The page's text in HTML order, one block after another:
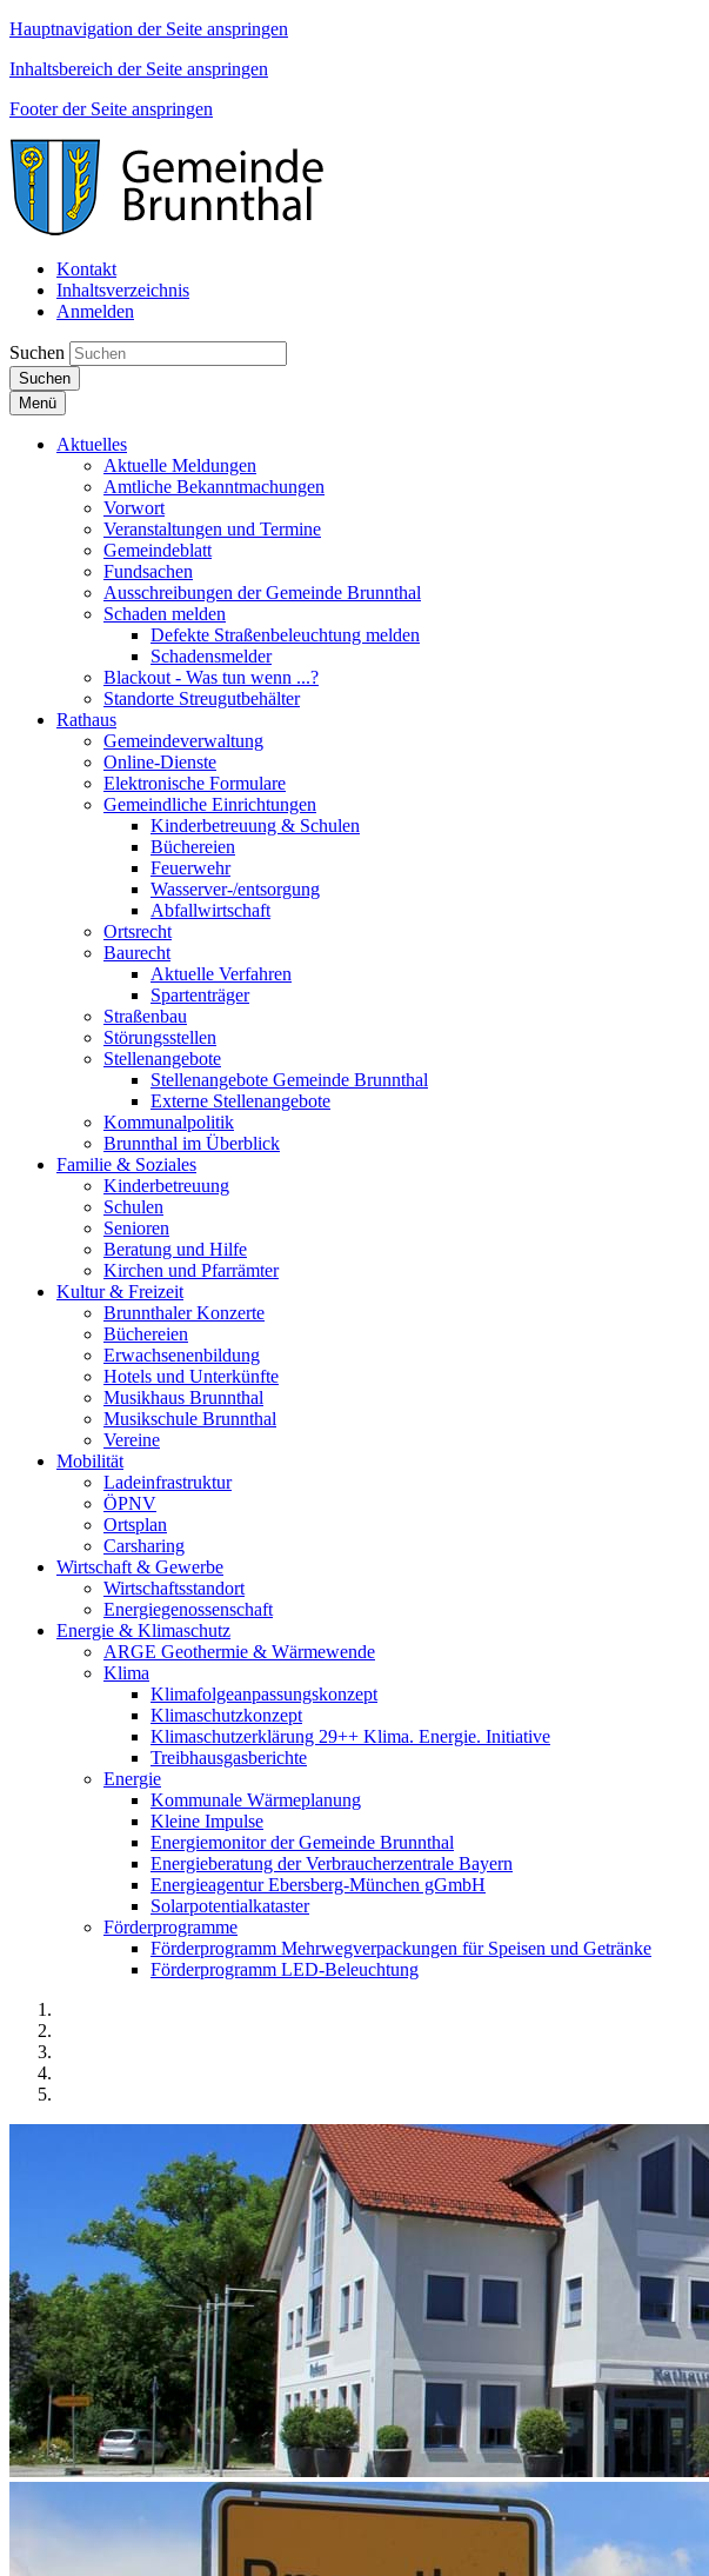
Hauptnavigation der Seite anspringen
Inhaltsbereich der Seite anspringen
Footer der Seite anspringen
Kontakt
Inhaltsverzeichnis
Anmelden
Suchen
Suchen
Menü
Aktuelles
Aktuelle Meldungen
Amtliche Bekanntmachungen
Vorwort
Veranstaltungen und Termine
Gemeindeblatt
Fundsachen
Ausschreibungen der Gemeinde Brunnthal
Schaden melden
Defekte Straßenbeleuchtung melden
Schadensmelder
Blackout - Was tun wenn ...?
Standorte Streugutbehälter
Rathaus
Gemeindeverwaltung
Online-Dienste
Elektronische Formulare
Gemeindliche Einrichtungen
Kinderbetreuung & Schulen
Büchereien
Feuerwehr
Wasserver-/entsorgung
Abfallwirtschaft
Ortsrecht
Baurecht
Aktuelle Verfahren
Spartenträger
Straßenbau
Störungsstellen
Stellenangebote
Stellenangebote Gemeinde Brunnthal
Externe Stellenangebote
Kommunalpolitik
Brunnthal im Überblick
Familie & Soziales
Kinderbetreuung
Schulen
Senioren
Beratung und Hilfe
Kirchen und Pfarrämter
Kultur & Freizeit
Brunnthaler Konzerte
Büchereien
Erwachsenenbildung
Hotels und Unterkünfte
Musikhaus Brunnthal
Musikschule Brunnthal
Vereine
Mobilität
Ladeinfrastruktur
ÖPNV
Ortsplan
Carsharing
Wirtschaft & Gewerbe
Wirtschaftsstandort
Energiegenossenschaft
Energie & Klimaschutz
ARGE Geothermie & Wärmewende
Klima
Klimafolgeanpassungskonzept
Klimaschutzkonzept
Klimaschutzerklärung 29++ Klima. Energie. Initiative
Treibhausgasberichte
Energie
Kommunale Wärmeplanung
Kleine Impulse
Energiemonitor der Gemeinde Brunnthal
Energieberatung der Verbraucherzentrale Bayern
Energieagentur Ebersberg-München gGmbH
Solarpotentialkataster
Förderprogramme
Förderprogramm Mehrwegverpackungen für Speisen und Getränke
Förderprogramm LED-Beleuchtung